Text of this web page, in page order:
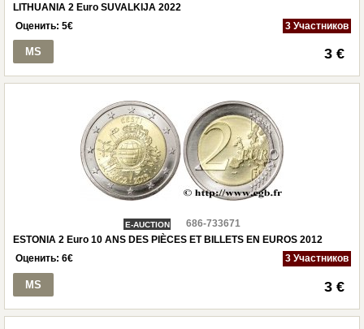
LITHUANIA 2 Euro SUVALKIJA 2022
Оценить: 5€ 3 Участников
MS 3 €
E-AUCTION
686-733671
ESTONIA 2 Euro 10 ANS DES PIÈCES ET BILLETS EN EUROS 2012
Оценить: 6€ 3 Участников
MS 3 €